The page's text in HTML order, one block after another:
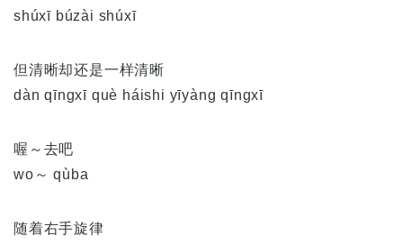
shúxī búzài shúxī
但清晰却还是一样清晰
dàn qīngxī què háishi yīyàng qīngxī
喔～去吧
wo～ qùba
随着右手旋律